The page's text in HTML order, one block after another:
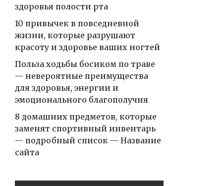
здоровья полости рта
10 привычек в повседневной
жизни, которые разрушают
красоту и здоровье ваших ногтей
Польза ходьбы босиком по траве
— невероятные преимущества
для здоровья, энергии и
эмоционального благополучия
8 домашних предметов, которые
заменят спортивный инвентарь
— подробный список — Название
сайта